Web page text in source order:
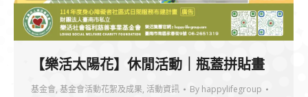
【樂活太陽花】休閒活動｜瓶蓋拼貼畫
基金會, 基金會活動花絮及成果, 活動資訊 By happylifegroup